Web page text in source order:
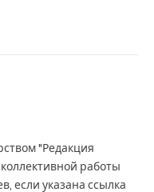
"Редакция
работы
если указана ссылка